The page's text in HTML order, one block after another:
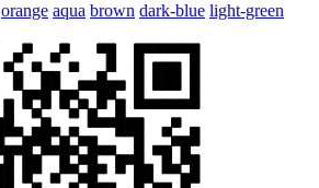
orange aqua brown dark-blue light-green